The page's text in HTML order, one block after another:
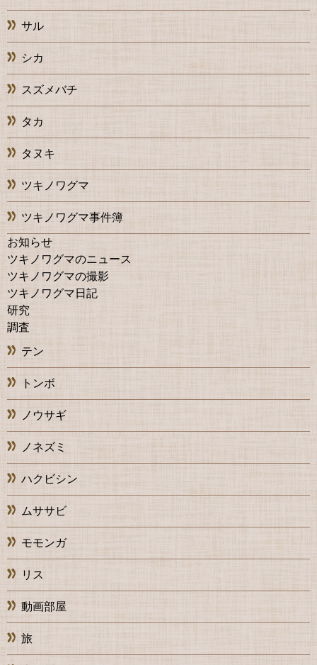
サル
シカ
スズメバチ
タカ
タヌキ
ツキノワグマ
ツキノワグマ事件簿
お知らせ
ツキノワグマのニュース
ツキノワグマの撮影
ツキノワグマ日記
研究
調査
テン
トンボ
ノウサギ
ノネズミ
ハクビシン
ムササビ
モモンガ
リス
動画部屋
旅